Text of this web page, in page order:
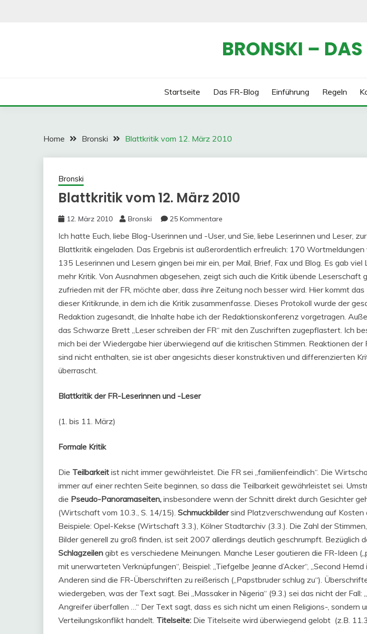
BRONSKI –
Startseite Das FR-Blog Einführung Regeln
Home Bronski Blattkritik vom 12. März 2010
Bronski
Blattkritik vom 12. März 2010
12. März 2010 Bronski 25 Kommentare
Ich hatte Euch, liebe Blog-Userinnen und -User, und Sie, liebe Leserinnen und Leser,
Blattkritik eingeladen. Das Ergebnis ist außerordentlich erfreulich: 170 Wortmeldungen
135 Leserinnen und Lesern gingen bei mir ein, per Mail, Brief, Fax und Blog. Es gab viel
mehr Kritik. Von Ausnahmen abgesehen, zeigt sich auch die Kritik übende Leserschaft
zufrieden mit der FR, möchte aber, dass ihre Zeitung noch besser wird. Hier kommt das
dieser Kritikrunde, in dem ich die Kritik zusammenfasse. Dieses Protokoll wurde der
Redaktion zugesandt, die Inhalte habe ich der Redaktionskonferenz vorgetragen.
das Schwarze Brett „Leser schreiben der FR“ mit den Zuschriften zugepflastert. Ich
mich bei der Wiedergabe hier überwiegend auf die kritischen Stimmen. Reaktionen der
sind nicht enthalten, sie ist aber angesichts dieser konstruktiven und differenzierten
überrascht.
Blattkritik der FR-Leserinnen und -Leser
(1. bis 11. März)
Formale Kritik
Die Teilbarkeit ist nicht immer gewährleistet. Die FR sei „familienfeindlich“. Die
immer auf einer rechten Seite beginnen, so dass die Teilbarkeit gewährleistet sei.
die Pseudo-Panoramaseiten, insbesondere wenn der Schnitt direkt durch Gesichter
(Wirtschaft vom 10.3., S. 14/15). Schmuckbildersind Platzverschwendung auf Kosten
Beispiele: Opel-Kekse (Wirtschaft 3.3.), Kölner Stadtarchiv (3.3.). Die Zahl der
Bilder generell zu groß finden, ist seit 2007 allerdings deutlich geschrumpft. Bezüglich
Schlagzeilen gibt es verschiedene Meinungen. Manche Leser goutieren die FR-Ideen
mit unerwarteten Verknüpfungen“, Beispiel: „Tiefgelbe Jeanne d’Acker“, „Second Hemd
Anderen sind die FR-Überschriften zu reißerisch („Papstbruder schlug zu“).
wiedergeben, was der Text sagt. Bei „Massaker in Nigeria“ (9.3.) sei das nicht der Fall:
Angreifer überfallen …“ Der Text sagt, dass es sich nicht um einen Religions-, sondern
Verteilungskonflikt handelt. Titelseite: Die Titelseite wird überwiegend gelobt (z.B.